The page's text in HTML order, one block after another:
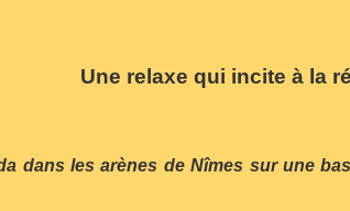
Une relaxe qui incite à la
dans les arènes de Nîmes sur une